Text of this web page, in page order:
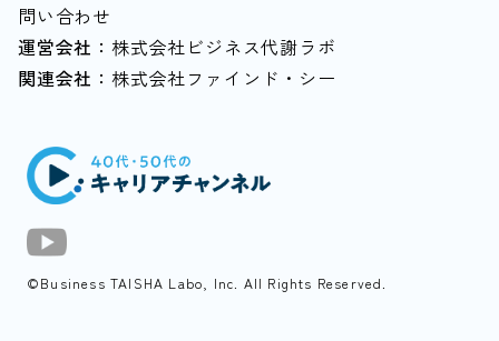
©Business TAISHA Labo, Inc. All Rights Reserved.️
問い合わせ
運営会社： 株式会社ビジネス代謝ラボ
関連会社： 株式会社ファインド・シー